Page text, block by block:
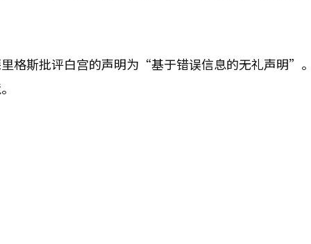
格斯批评白宫的声明为“基于错误信息的无礼声明”